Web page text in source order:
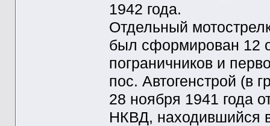
1942 года.
Отдельный
был сформирован 12
пограничников и
пос. Автогенстрой (в
28 ноября 1941 года
НКВД, находившийся